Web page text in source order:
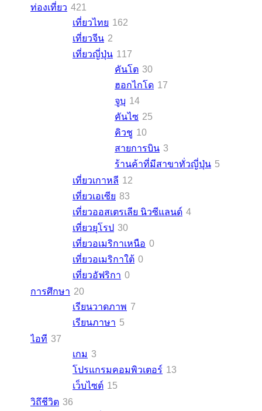
ท่องเที่ยว 421
เที่ยวไทย 162
เที่ยวจีน 2
เที่ยวญี่ปุ่น 117
คันโต 30
ฮอกไกโด 17
จูบุ 14
คันไซ 25
คิวชู 10
สายการบิน 3
ร้านค้าที่มีสาขาทั่วญี่ปุ่น 5
เที่ยวเกาหลี 12
เที่ยวเอเซีย 83
เที่ยวออสเตรเลีย นิวซีแลนด์ 4
เที่ยวยุโรป 30
เที่ยวอเมริกาเหนือ 0
เที่ยวอเมริกาใต้ 0
เที่ยวอัฟริกา 0
การศึกษา 20
เรียนวาดภาพ 7
เรียนภาษา 5
ไอที 37
เกม 3
โปรแกรมคอมพิวเตอร์ 13
เว็บไซต์ 15
วิถึชีวิต 36